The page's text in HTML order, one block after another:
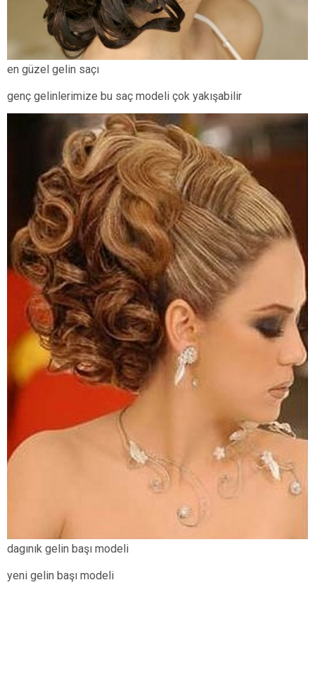
en güzel gelin saçı
genç gelinlerimize bu saç modeli çok yakışabilir
dagınık gelin başı modeli
yeni gelin başı modeli